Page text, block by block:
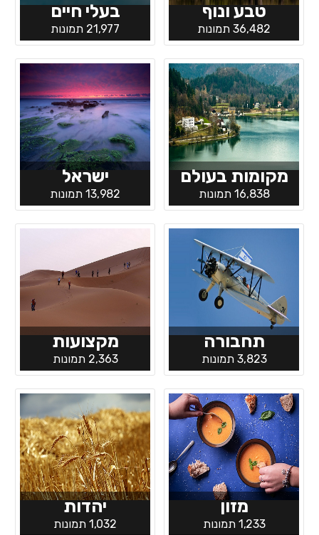
טבע ונוף
36,482 תמונות
בעלי חיים
21,977 תמונות
מקומות בעולם
16,838 תמונות
ישראל
13,982 תמונות
תחבורה
3,823 תמונות
מקצועות
2,363 תמונות
מזון
1,233 תמונות
יהדות
1,032 תמונות